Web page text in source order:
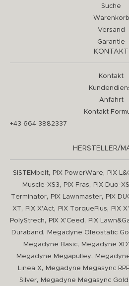
Suche
Warenkorb
Versand
Garantie
KONTAKT
Kontakt
Anfahrt
Kontakt
+43 664 3882337
HERSTELLER/
SISTEMbelt, PIX PowerWare, PIX
Muscle-XS3, PIX Fras, PIX Duo-XS
Terminator, PIX Lawnmaster, PIX
XT
, PIX X'Act, PIX TorquePlus, PIX
PolyStrech, PIX X'Ceed , PIX
Duraband , Megadyne Oleostatic
Megadyne Basic, Megadyne
Megadyne Megapulley,
Linea X, Megadyne Megasync
Silver, Megadyne Megasync Gold